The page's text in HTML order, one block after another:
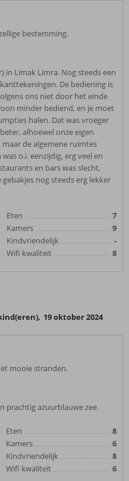
bestemming.
in Limak Limra. Nog steeds een
De bediening is
ons niet door het einde
minder bediend, en je moet
halen. Dat was vroeger
alhoewel onze eigen
de algemene ruimtes
o.i. eenzijdig, erg veel en
en bars was slecht,
nog steeds erg lekker
Eten
7
Kamers
9
Kindvriendelijk
-
Wifi kwaliteit
8
, 19 oktober 2024
mooie stranden.
prachtig azuurblauwe zee.
Eten
8
Kamers
6
Kindvriendelijk
8
Wifi kwaliteit
6